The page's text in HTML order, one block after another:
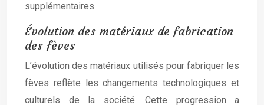
supplémentaires.
Évolution des matériaux de fabrication
des fèves
L’évolution des matériaux utilisés pour fabriquer les
fèves reflète les changements technologiques et
culturels de la société. Cette progression a